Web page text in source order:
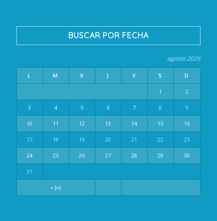
BUSCAR POR FECHA
agosto 2026
L M X J V S D
« Jul
1 2
3 4 5 6 7 8 9
10 11 12 13 14 15 16
17 18 19 20 21 22 23
24 25 26 27 28 29 30
31